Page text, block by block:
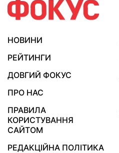
НОВИНИ
РЕЙТИНГИ
ДОВГИЙ ФОКУС
ПРО НАС
ПРАВИЛА
КОРИСТУВАННЯ
САЙТОМ
РЕДАКЦІЙНА ПОЛІТИКА